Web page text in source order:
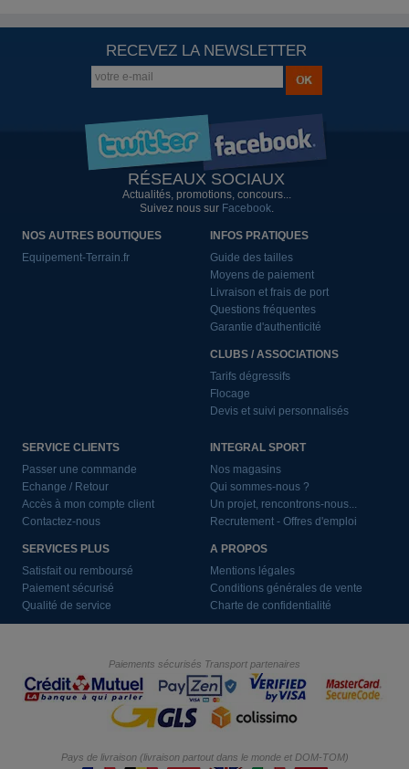
RECEVEZ LA NEWSLETTER
RÉSEAUX SOCIAUX
Actualités, promotions, concours...
Suivez nous sur Facebook.
NOS AUTRES BOUTIQUES
Equipement-Terrain.fr
INFOS PRATIQUES
Guide des tailles
Moyens de paiement
Livraison et frais de port
Questions fréquentes
Garantie d'authenticité
CLUBS / ASSOCIATIONS
Tarifs dégressifs
Flocage
Devis et suivi personnalisés
SERVICE CLIENTS
Passer une commande
Echange / Retour
Accès à mon compte client
Contactez-nous
SERVICES PLUS
Satisfait ou remboursé
Paiement sécurisé
Qualité de service
INTEGRAL SPORT
Nos magasins
Qui sommes-nous ?
Un projet, rencontrons-nous...
Recrutement - Offres d'emploi
A PROPOS
Mentions légales
Conditions générales de vente
Charte de confidentialité
Paiements sécurisés Transport partenaires
Pays de livraison (livraison partout dans le monde et DOM-TOM)